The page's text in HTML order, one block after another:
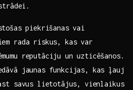
⁣piekrišanas⁢ vai
​rada‌ riskus, ​kas var
reputāciju un uzticēšanos.
jaunas ​funkcijas, kas​ ļauj
savus lietotājus,‌ vienlaikus